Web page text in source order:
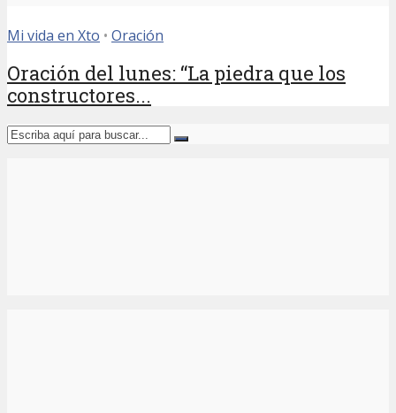
Mi vida en Xto • Oración
Oración del lunes: “La piedra que los
constructores...